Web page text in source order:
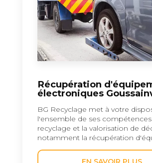
Récupération
électroniques
BG Recyclage met à votre
l'ensemble de ses compétences
recyclage et la valorisation de
notamment la récupération